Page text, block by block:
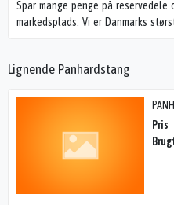
Lignende Panhardstang
Pris
Spar mange penge på
markedsplads. Vi er Danmarks